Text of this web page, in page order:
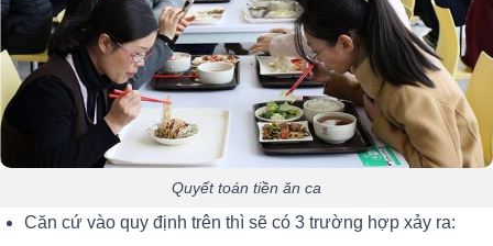
Quyết toán tiền ăn ca
Căn cứ vào quy định trên thì sẽ có 3 trường hợp xảy ra: